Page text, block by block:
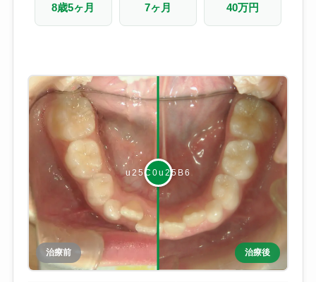
8歳5ヶ月 7ヶ月 40万円
治療前 治療後